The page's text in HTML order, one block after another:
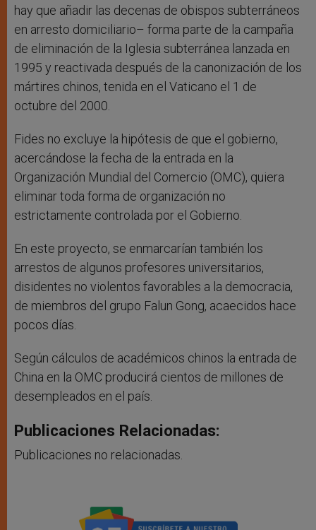
hay que añadir las decenas de obispos subterráneos
en arresto domiciliario– forma parte de la campaña
de eliminación de la Iglesia subterránea lanzada en
1995 y reactivada después de la canonización de los
mártires chinos, tenida en el Vaticano el 1 de
octubre del 2000.
Fides no excluye la hipótesis de que el gobierno,
acercándose la fecha de la entrada en la
Organización Mundial del Comercio (OMC), quiera
eliminar toda forma de organización no
estrictamente controlada por el Gobierno.
En este proyecto, se enmarcarían también los
arrestos de algunos profesores universitarios,
disidentes no violentos favorables a la democracia,
de miembros del grupo Falun Gong, acaecidos hace
pocos días.
Según cálculos de académicos chinos la entrada de
China en la OMC producirá cientos de millones de
desempleados en el país.
Publicaciones Relacionadas:
Publicaciones no relacionadas.